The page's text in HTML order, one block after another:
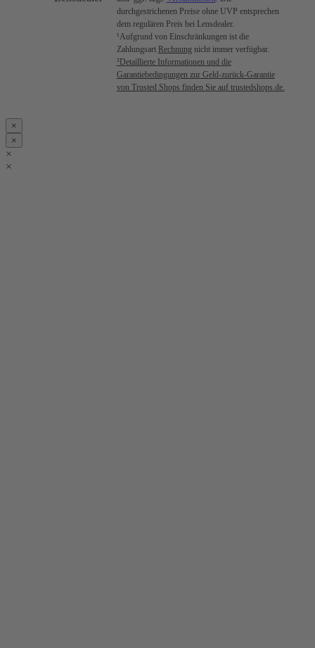
durchgestrichenen Preise ohne UVP entsprechen
dem regulären Preis bei Lensdealer.
¹Aufgrund von Einschränkungen ist die
Zahlungsart Rechnungnicht immer verfügbar.
²Detaillierte Informationen und die
Garantiebedingungen zur Geld-zurück-Garantie
von Trusted Shops finden Sie auf trustedshops.de.
×
×
×
×